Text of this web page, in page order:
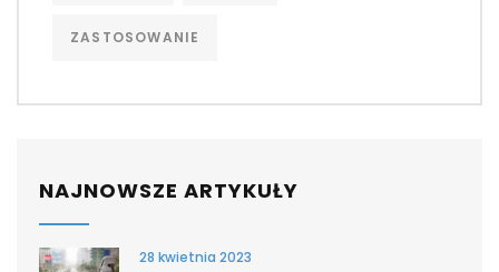
ZASTOSOWANIE
NAJNOWSZE ARTYKUŁY
28 kwietnia 2023